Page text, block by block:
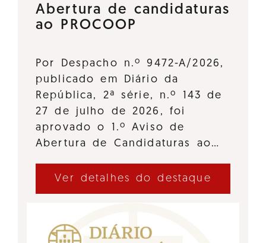
Abertura de candidaturas
ao PROCOOP
Por Despacho n.º 9472-A/2026,
publicado em Diário da
República, 2ª série, n.º 143 de
27 de julho de 2026, foi
aprovado o 1.º Aviso de
Abertura de Candidaturas ao…
Ver detalhes do destaque